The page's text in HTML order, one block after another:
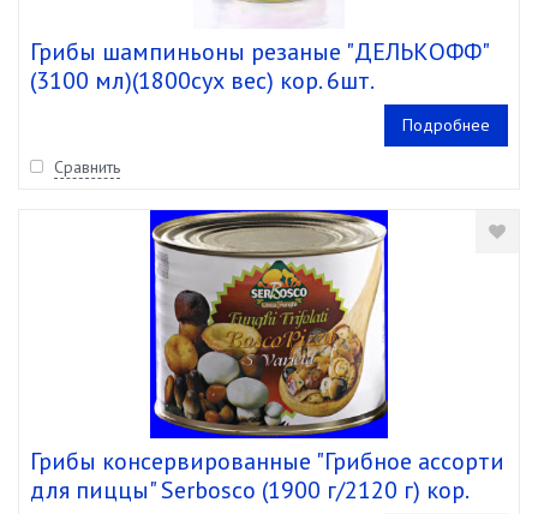
Грибы шампиньоны резаные "ДЕЛЬКОФФ"
(3100 мл)(1800сух вес) кор. 6шт.
Подробнее
Сравнить
Грибы консервированные "Грибное ассорти
для пиццы" Serbosco (1900 г/2120 г) кор.